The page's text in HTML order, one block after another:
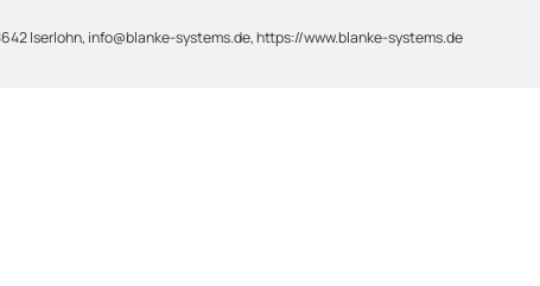
Iserlohn, info@blanke-systems.de, https://www.blanke-systems.de